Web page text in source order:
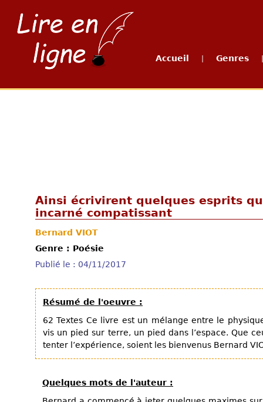
Accueil Genres
Ainsi écrivirent quelques esprits
incarné compatissant
Bernard VIOT
Genre : Poésie
Publié le : 04/11/2017
Résumé de l'oeuvre :
62 Textes Ce livre est un mélange entre le
vis un pied sur terre, un pied dans l’espace. Que
tenter l’expérience, soient les bienvenus Bernard
Quelques mots de l'auteur :